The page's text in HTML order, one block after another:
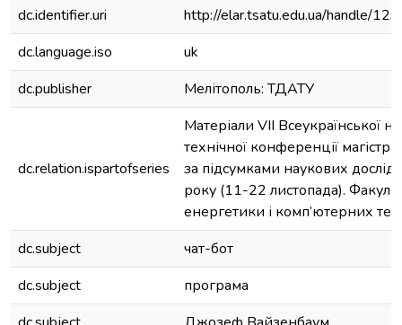
dc.identifier.uri
http://elar.tsatu.edu.ua/handle/
dc.language.iso
uk
dc.publisher
Мелітополь: ТДАТУ
dc.relation.ispartofseries
Матеріали VII Всеукраїнської
технічної конференції
за підсумками наукових
року (11-22 листопада).
енергетики і комп’ютерних
dc.subject
чат-бот
dc.subject
програма